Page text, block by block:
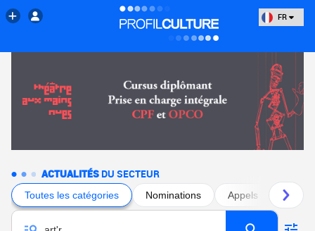
FR
ACTUALITÉS DU SECTEUR
Toutes les catégories Nominations Appels à projets